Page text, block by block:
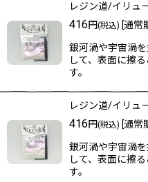
レジン道/イリュ
416円(税込) [通常
銀河渦や宇宙渦
して、表面に擦
す。
レジン道/イリュ
416円(税込) [通常
銀河渦や宇宙渦
して、表面に擦
す。